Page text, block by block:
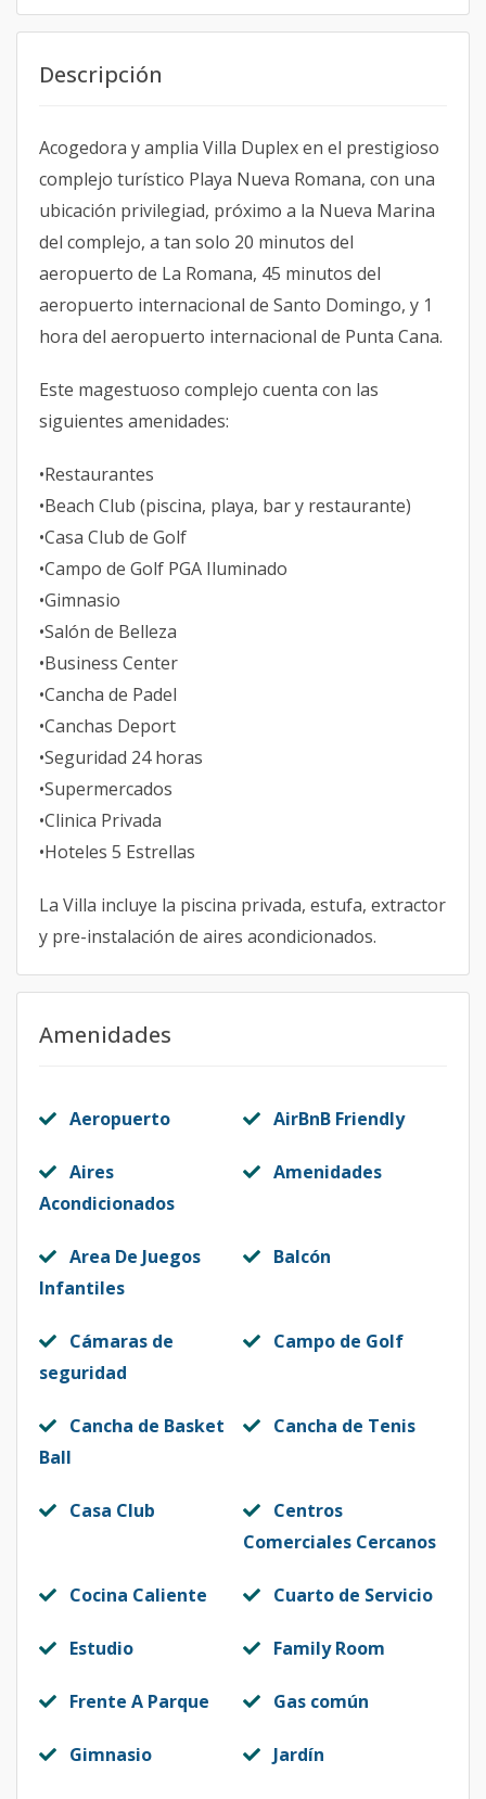
Descripción
Acogedora y amplia Villa Duplex en el prestigioso
complejo turístico Playa Nueva Romana, con una
ubicación privilegiad, próximo a la Nueva Marina
del complejo, a tan solo 20 minutos del
aeropuerto de La Romana, 45 minutos del
aeropuerto internacional de Santo Domingo, y 1
hora del aeropuerto internacional de Punta Cana.
Este magestuoso complejo cuenta con las
siguientes amenidades:
•Restaurantes
•Beach Club (piscina, playa, bar y restaurante)
•Casa Club de Golf
•Campo de Golf PGA Iluminado
•Gimnasio
•Salón de Belleza
•Business Center
•Cancha de Padel
•Canchas Deport
•Seguridad 24 horas
•Supermercados
•Clinica Privada
•Hoteles 5 Estrellas
La Villa incluye la piscina privada, estufa, extractor
y pre-instalación de aires acondicionados.
Amenidades
Aeropuerto AirBnB Friendly
Aires
Acondicionados
Amenidades
Area De Juegos
Infantiles
Balcón
Cámaras de
seguridad
Campo de Golf
Cancha de Basket
Ball
Cancha de Tenis
Casa Club
Centros
Comerciales Cercanos
Cocina Caliente Cuarto de Servicio
Estudio Family Room
Frente A Parque Gas común
Gimnasio Jardín